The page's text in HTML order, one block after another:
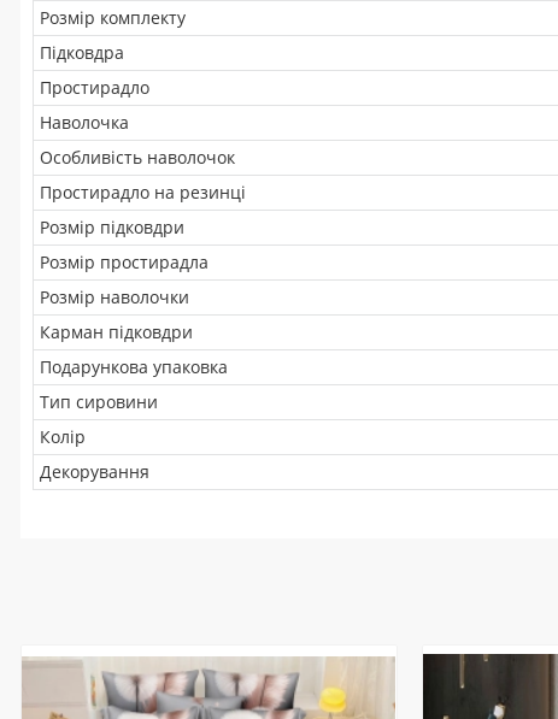
Розмір комплекту
Підковдра
Простирадло
Наволочка
Особливість наволочок
Простирадло на резинці
Розмір підковдри
Розмір простирадла
Розмір наволочки
Карман підковдри
Подарункова упаковка
Тип сировини
Колір
Декорування